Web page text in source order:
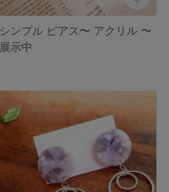
シンプル ピアス〜 アクリル 〜
展示中